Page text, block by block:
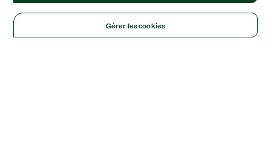
Gérer les cookies